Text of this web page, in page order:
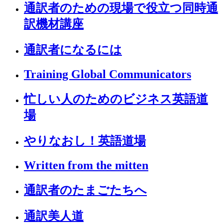
通訳者のための現場で役立つ同時通
訳機材講座
通訳者になるには
Training Global Communicators
忙しい人のためのビジネス英語道
場
やりなおし！英語道場
Written from the mitten
通訳者のたまごたちへ
通訳美人道